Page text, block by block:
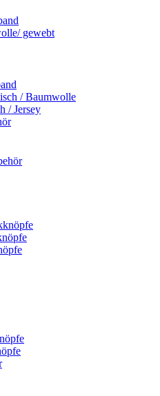
gewebt
/ Baumwolle
/ Jersey